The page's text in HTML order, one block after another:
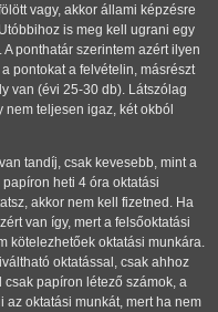
vagy, akkor állami képzésre
is meg kell ugrani egy
ponthatár szerintem azért ilyen
pontokat a felvételin, másrészt
van (évi 25-30 db). Látszólag
teljesen igaz, két okból
tandíj, csak kevesebb, mint a
heti 4 óra oktatási
akkor nem kell fizetned. Ha
van így, mert a felsőoktatási
kötelezhetőek oktatási munkára.
oktatással, csak ahhoz
papíron létező számok, a
oktatási munkát, mert ha nem